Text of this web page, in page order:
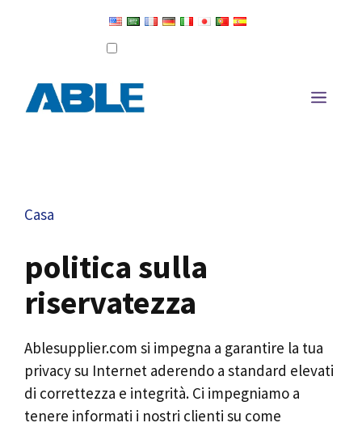
Modifica traduzione
Casa
politica sulla
riservatezza
Ablesupplier.com si impegna a garantire la tua
privacy su Internet aderendo a standard elevati
di correttezza e integrità. Ci impegniamo a
tenere informati i nostri clienti su come